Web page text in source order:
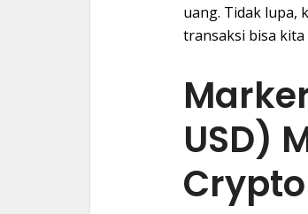
uang. Tidak lupa,
transaksi bisa
USD)
Crypto